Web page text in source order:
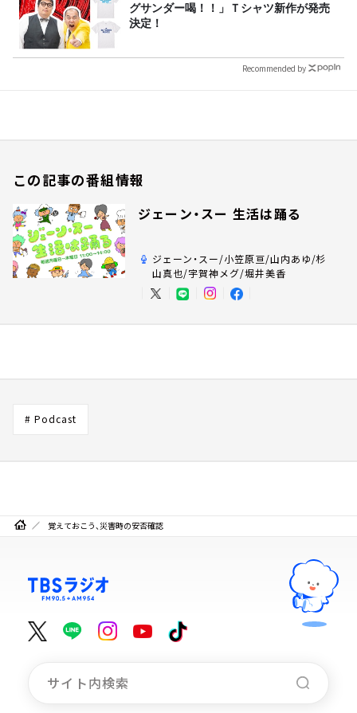
グサンダー喝！！」Ｔシャツ新作が発売
決定！
Recommended by
この記事の番組情報
ジェーン・スー 生活は踊る
ジェーン・スー/小笠原亘/山内あゆ/杉
山真也/宇賀神メグ/堀井美香
# Podcast
覚えておこう、災害時の安否確認